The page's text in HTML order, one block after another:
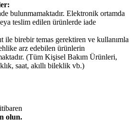
bulunmamaktadır. Elektronik ortamda
teslim edilen ürünlerde iade
ile birebir temas gerektiren ve kullanımla
arz edebilen ürünlerin
(Tüm Kişisel Bakım Ürünleri,
saat, akıllı bileklik vb.)
olun.